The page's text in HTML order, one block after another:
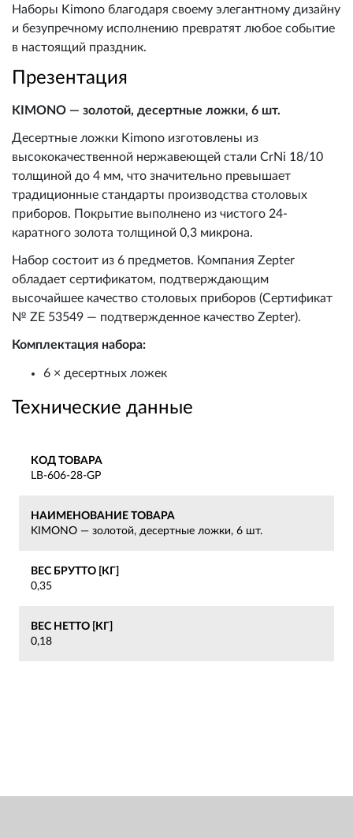
Наборы Kimono благодаря своему элегантному дизайну
и безупречному исполнению превратят любое событие
в настоящий праздник.
Презентация
KIMONO — золотой, десертные ложки, 6 шт.
Десертные ложки Kimono изготовлены из
высококачественной нержавеющей стали CrNi 18/10
толщиной до 4 мм, что значительно превышает
традиционные стандарты производства столовых
приборов. Покрытие выполнено из чистого 24-
каратного золота толщиной 0,3 микрона.
Набор состоит из 6 предметов. Компания Zepter
обладает сертификатом, подтверждающим
высочайшее качество столовых приборов (Сертификат
№ ZE 53549 — подтвержденное качество Zepter).
Комплектация набора:
6 × десертных ложек
Технические данные
КОД ТОВАРА
LB-606-28-GP
НАИМЕНОВАНИЕ ТОВАРА
KIMONO — золотой, десертные ложки, 6 шт.
ВЕС БРУТТО [КГ]
0,35
ВЕС НЕТТО [КГ]
0,18